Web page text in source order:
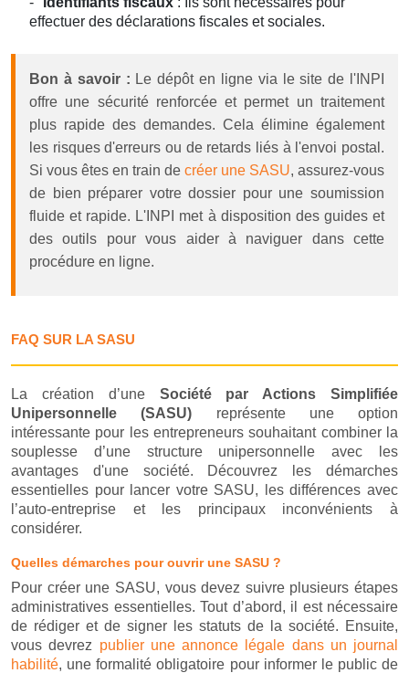
effectuer des déclarations fiscales et sociales.
Bon à savoir : Le dépôt en ligne via le site de l'INPI
offre une sécurité renforcée et permet un traitement
plus rapide des demandes. Cela élimine également
les risques d'erreurs ou de retards liés à l'envoi postal.
Si vous êtes en train de créer une SASU, assurez-vous
de bien préparer votre dossier pour une soumission
fluide et rapide. L'INPI met à disposition des guides et
des outils pour vous aider à naviguer dans cette
procédure en ligne.
FAQ SUR LA SASU
La création d’une Société par Actions Simplifiée
Unipersonnelle (SASU) représente une option
intéressante pour les entrepreneurs souhaitant combiner la
souplesse d’une structure unipersonnelle avec les
avantages d'une société. Découvrez les démarches
essentielles pour lancer votre SASU, les différences avec
l’auto-entreprise et les principaux inconvénients à
considérer.
Quelles démarches pour ouvrir une SASU ?
Pour créer une SASU, vous devez suivre plusieurs étapes
administratives essentielles. Tout d’abord, il est nécessaire
de rédiger et de signer les statuts de la société. Ensuite,
vous devrez publier une annonce légale dans un journal
habilité, une formalité obligatoire pour informer le public de